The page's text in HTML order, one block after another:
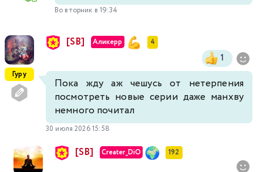
Во вторник в 19:34
Гуру
[SB] Аликерр 4
1
Пока жду аж чешусь от нетерпения
посмотреть новые серии даже манхву
немного почитал
30 июля 2026 15:58
[SB] Creater_DiO 192